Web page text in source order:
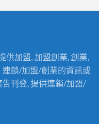
供加盟, 加盟創業, 創業,
鎖/加盟/創業的資訊或
刊登, 提供連鎖/加盟/